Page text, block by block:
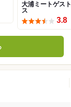
大浦ミートゲス
ス
3.8